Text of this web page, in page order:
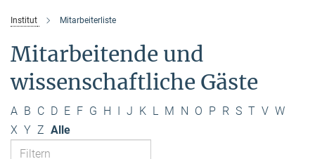
Institut Mitarbeiterliste
Mitarbeitende und
wissenschaftliche Gäste
A B C D E F G H I J K L M N O P R S T V W
X Y Z Alle